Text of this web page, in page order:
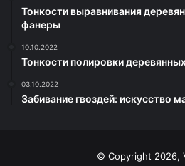
Тонкости выравнивания
фанеры
10.10.2022
Тонкости полировки
03.10.2022
Забивание гвоздей: искусство
© Copyright 2026,